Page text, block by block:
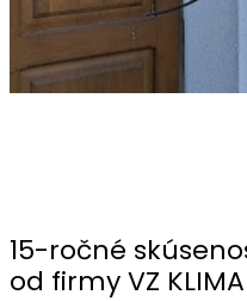
15-ročné
od firmy VZ KLIMA